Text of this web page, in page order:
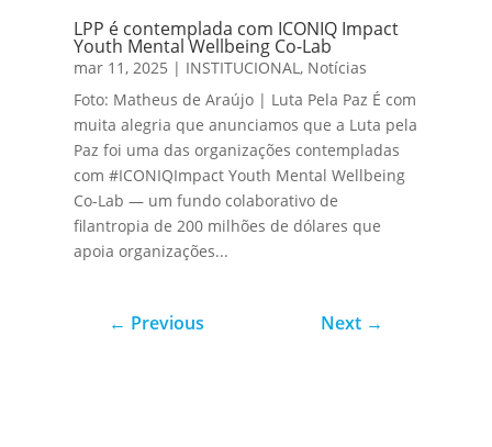
LPP é contemplada com ICONIQ Impact
Youth Mental Wellbeing Co-Lab
mar 11, 2025 | INSTITUCIONAL, Notícias
Foto: Matheus de Araújo | Luta Pela Paz É com
muita alegria que anunciamos que a Luta pela
Paz foi uma das organizações contempladas
com #ICONIQImpact Youth Mental Wellbeing
Co-Lab — um fundo colaborativo de
filantropia de 200 milhões de dólares que
apoia organizações...
← Previous Next →